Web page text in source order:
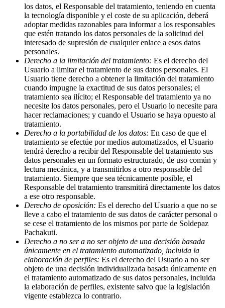
los datos, el Responsable del tratamiento, teniendo en cuenta
la tecnología disponible y el coste de su aplicación, deberá
adoptar medidas razonables para informar a los responsables
que estén tratando los datos personales de la solicitud del
interesado de supresión de cualquier enlace a esos datos
personales.
Derecho a la limitación del tratamiento: Es el derecho del
Usuario a limitar el tratamiento de sus datos personales. El
Usuario tiene derecho a obtener la limitación del tratamiento
cuando impugne la exactitud de sus datos personales; el
tratamiento sea ilícito; el Responsable del tratamiento ya no
necesite los datos personales, pero el Usuario lo necesite para
hacer reclamaciones; y cuando el Usuario se haya opuesto al
tratamiento.
Derecho a la portabilidad de los datos: En caso de que el
tratamiento se efectúe por medios automatizados, el Usuario
tendrá derecho a recibir del Responsable del tratamiento sus
datos personales en un formato estructurado, de uso común y
lectura mecánica, y a transmitirlos a otro responsable del
tratamiento. Siempre que sea técnicamente posible, el
Responsable del tratamiento transmitirá directamente los datos
a ese otro responsable.
Derecho de oposición: Es el derecho del Usuario a que no se
lleve a cabo el tratamiento de sus datos de carácter personal o
se cese el tratamiento de los mismos por parte de Soldepaz
Pachakuti.
Derecho a no ser a no ser objeto de una decisión basada
únicamente en el tratamiento automatizado, incluida la
elaboración de perfiles: Es el derecho del Usuario a no ser
objeto de una decisión individualizada basada únicamente en
el tratamiento automatizado de sus datos personales, incluida
la elaboración de perfiles, existente salvo que la legislación
vigente establezca lo contrario.